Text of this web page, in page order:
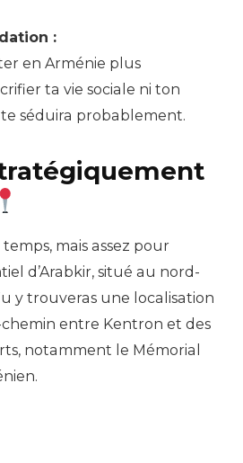
:
en Arménie plus
ta vie sociale ni ton
séduira probablement.
temps, mais assez pour
d’Arabkir, situé au nord-
y trouveras une localisation
entre Kentron et des
notamment le Mémorial